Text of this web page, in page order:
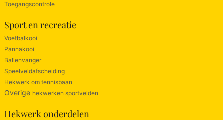
Toegangscontrole
Sport en recreatie
Voetbalkooi
Pannakooi
Ballenvanger
Speelveldafscheiding
Hekwerk om tennisbaan
Overige hekwerken sportvelden
Hekwerk onderdelen